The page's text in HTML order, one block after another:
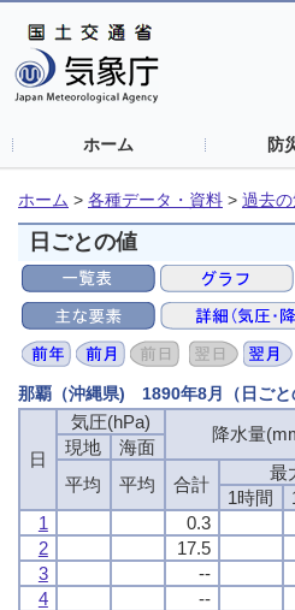
ホーム 防
ホーム > 各種データ・資料 > 過去
日ごとの値
那覇（沖縄県) 1890年8月（日ご
日
気圧(hPa)
降水量
現地
海面
平均
平均 合計
最
1時間
1
0.3
2
17.5
3
--
4
--
日
気圧(hPa)
降水量
現地
海面
平均
平均 合計
最
1時間
1
0.3
2
17.5
3
--
4
--
日
気圧(hPa)
降水量
現地
海面
平均
平均 合計
最
1時間
1
0.3
2
17.5
3
--
4
--
日
気圧(hPa)
降水量
現地
海面
平均
平均 合計
最
1時間
1
0.3
2
17.5
3
--
4
--